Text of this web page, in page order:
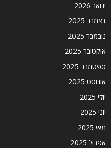
ינואר 2026
דצמבר 2025
נובמבר 2025
אוקטובר 2025
ספטמבר 2025
אוגוסט 2025
יולי 2025
יוני 2025
מאי 2025
אפריל 2025